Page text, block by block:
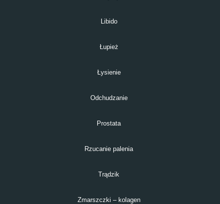
Libido
Łupież
Łysienie
Odchudzanie
Prostata
Rzucanie palenia
Trądzik
Zmarszczki – kolagen